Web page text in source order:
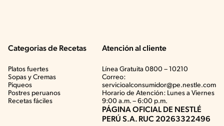
Categorias de Recetas
Platos fuertes
Sopas y Cremas
Piqueos
Postres peruanos
Recetas fáciles
Atención al cliente
Línea Gratuita 0800 – 10210
Correo:
servicioalconsumidor@pe.nestle.com
Horario de Atención: Lunes a Viernes
9:00 a.m. – 6:00 p.m.
PÁGINA OFICIAL DE NESTLÉ
PERÚ S.A. RUC 20263322496